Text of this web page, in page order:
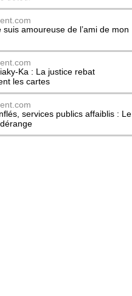
suis amoureuse de l’ami de mon
Ka : La justice rebat
les cartes
services publics affaiblis : Le